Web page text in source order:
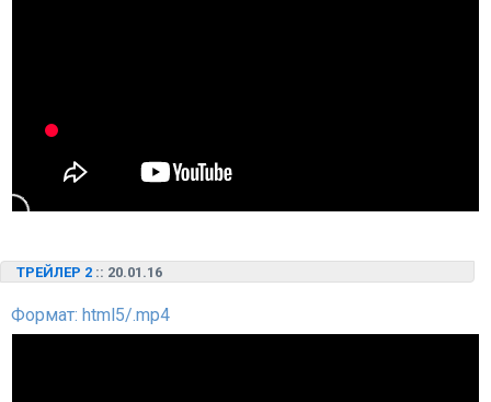
ТРЕЙЛЕР 2 :: 20.01.16
Формат: html5/.mp4